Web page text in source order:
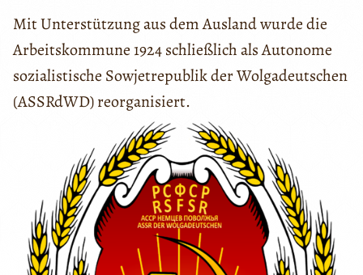
Mit Unterstützung aus dem Ausland wurde die
Arbeitskommune 1924 schließlich als Autonome
sozialistische Sowjetrepublik der Wolgadeutschen
(ASSRdWD) reorganisiert.